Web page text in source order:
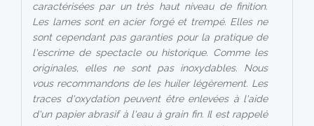
caractérisées par un très haut niveau de finition.
Les lames sont en acier forgé et trempé. Elles ne
sont cependant pas garanties pour la pratique de
l'escrime de spectacle ou historique. Comme les
originales, elles ne sont pas inoxydables. Nous
vous recommandons de les huiler légèrement. Les
traces d'oxydation peuvent être enlevées à l'aide
d'un papier abrasif à l'eau à grain fin. Il est rappelé